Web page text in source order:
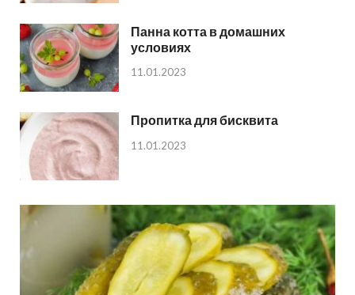
Панна котта в домашних
условиях
11.01.2023
Пропитка для бисквита
11.01.2023